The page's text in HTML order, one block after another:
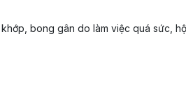
bong gân do làm việc quá sức,